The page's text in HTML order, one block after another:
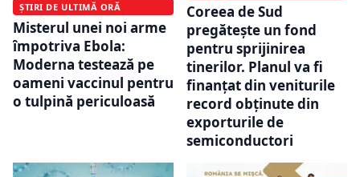
ȘTIRI DE ULTIMĂ ORĂ
Misterul unei noi arme
împotriva Ebola:
Moderna testează pe
oameni vaccinul pentru
o tulpină periculoasă
Coreea de Sud
pregătește un fond
pentru sprijinirea
tinerilor. Planul va fi
finanțat din veniturile
record obținute din
exporturile de
semiconductori